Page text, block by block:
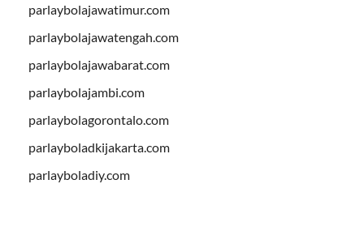
parlaybolajawatimur.com
parlaybolajawatengah.com
parlaybolajawabarat.com
parlaybolajambi.com
parlaybolagorontalo.com
parlayboladkijakarta.com
parlayboladiy.com